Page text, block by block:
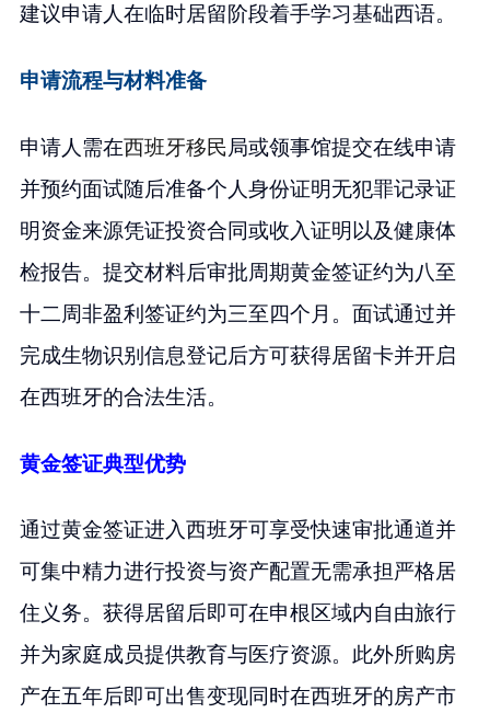
建议申请人在临时居留阶段着手学习基础西语。
申请流程与材料准备
申请人需在西班牙移民局或领事馆提交在线申请
并预约面试随后准备个人身份证明无犯罪记录证
明资金来源凭证投资合同或收入证明以及健康体
检报告。提交材料后审批周期黄金签证约为八至
十二周非盈利签证约为三至四个月。面试通过并
完成生物识别信息登记后方可获得居留卡并开启
在西班牙的合法生活。
黄金签证典型优势
通过黄金签证进入西班牙可享受快速审批通道并
可集中精力进行投资与资产配置无需承担严格居
住义务。获得居留后即可在申根区域内自由旅行
并为家庭成员提供教育与医疗资源。此外所购房
产在五年后即可出售变现同时在西班牙的房产市